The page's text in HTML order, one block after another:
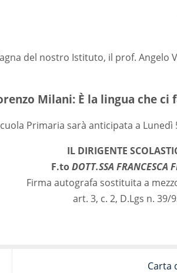
del nostro Istituto, il prof. Angelo
Milani: È la lingua che ci
Primaria sarà anticipata a Lunedì
IL DIRIGENTE
F.toDOTT.SSA FRANCESCA
Firma autografa sostituita a
art. 3, c. 2, D.Lgs n. 39/
Carta